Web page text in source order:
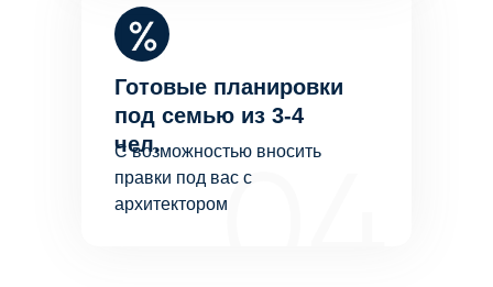
Готовые планировки
под семью из 3-4
чел.
С возможностью вносить
правки под вас с
архитектором